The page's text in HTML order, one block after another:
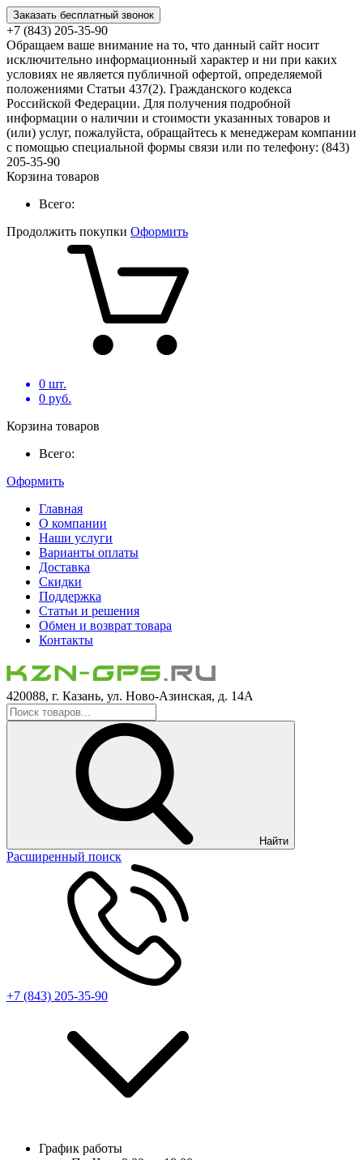
Заказать бесплатный звонок
+7 (843) 205-35-90
Обращаем ваше внимание на то, что данный сайт носит
исключительно информационный характер и ни при каких
условиях не является публичной офертой, определяемой
положениями Статьи 437(2). Гражданского кодекса
Российской Федерации. Для получения подробной
информации о наличии и стоимости указанных товаров и
(или) услуг, пожалуйста, обращайтесь к менеджерам компании
с помощью специальной формы связи или по телефону: (843)
205-35-90
Корзина товаров
Всего:
Продолжить покупки Оформить
0 шт.
0 руб.
Корзина товаров
Всего:
Оформить
Главная
О компании
Наши услуги
Варианты оплаты
Доставка
Скидки
Поддержка
Статьи и решения
Обмен и возврат товара
Контакты
420088, г. Казань, ул. Ново-Азинская, д. 14А
Найти
Расширенный поиск
+7 (843) 205-35-90
График работы